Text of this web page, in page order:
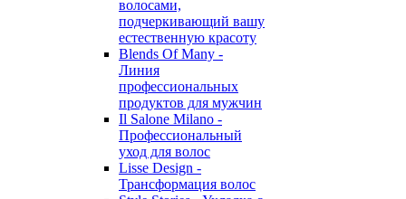
волосами,
подчеркивающий вашу
естественную красоту
Blends Of Many -
Линия
профессиональных
продуктов для мужчин
Il Salone Milano -
Профессиональный
уход для волос
Lisse Design -
Трансформация волос